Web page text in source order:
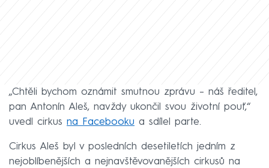
„Chtěli bychom oznámit smutnou zprávu – náš ředitel,
pan Antonín Aleš, navždy ukončil svou životní pouť,“
uvedl cirkus na Facebooku a sdílel parte.
Cirkus Aleš byl v posledních desetiletích jedním z
nejoblíbenějších a nejnavštěvovanějších cirkusů na